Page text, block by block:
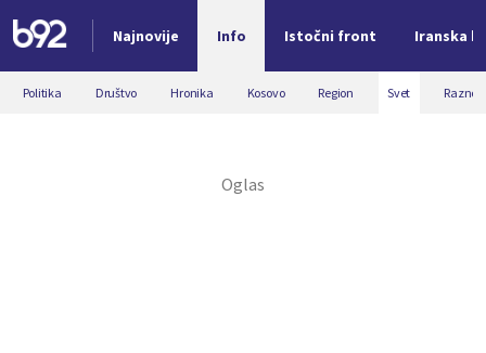
Najnovije Info Istočni front Iranska
Nova vest
Politika Društvo Hronika Kosovo Region Svet Razno